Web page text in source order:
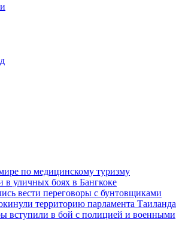
по медицинскому туризму
в уличных боях в Бангкоке
вести переговоры с бунтовщиками
территорию парламента Таиланда
вступили в бой с полицией и военными